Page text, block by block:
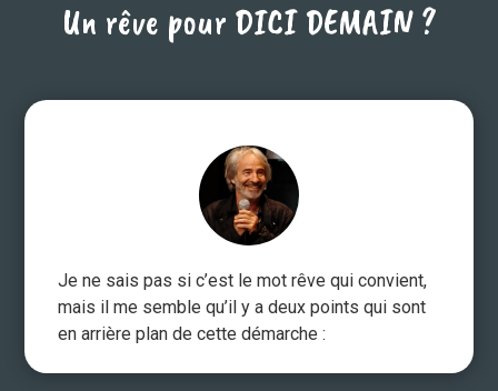
Un rêve pour DICI DEMAIN ?
Je ne sais pas si c’est le mot rêve qui convient,
mais il me semble qu’il y a deux points qui sont
en arrière plan de cette démarche :